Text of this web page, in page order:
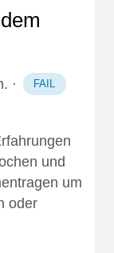
· FAIL
und
um
oder